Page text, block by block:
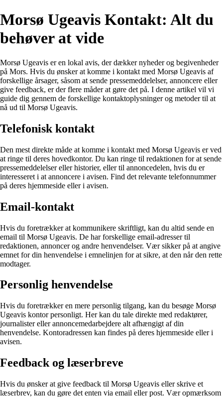
Morsø Ugeavis Kontakt: Alt du
behøver at vide
Morsø Ugeavis er en lokal avis, der dækker nyheder og begivenheder
på Mors. Hvis du ønsker at komme i kontakt med Morsø Ugeavis af
forskellige årsager, såsom at sende pressemeddelelser, annoncere eller
give feedback, er der flere måder at gøre det på. I denne artikel vil vi
guide dig gennem de forskellige kontaktoplysninger og metoder til at
nå ud til Morsø Ugeavis.
Telefonisk kontakt
Den mest direkte måde at komme i kontakt med Morsø Ugeavis er ved
at ringe til deres hovedkontor. Du kan ringe til redaktionen for at sende
pressemeddelelser eller historier, eller til annoncedelen, hvis du er
interesseret i at annoncere i avisen. Find det relevante telefonnummer
på deres hjemmeside eller i avisen.
Email-kontakt
Hvis du foretrækker at kommunikere skriftligt, kan du altid sende en
email til Morsø Ugeavis. De har forskellige email-adresser til
redaktionen, annoncer og andre henvendelser. Vær sikker på at angive
emnet for din henvendelse i emnelinjen for at sikre, at den når den rette
modtager.
Personlig henvendelse
Hvis du foretrækker en mere personlig tilgang, kan du besøge Morsø
Ugeavis kontor personligt. Her kan du tale direkte med redaktører,
journalister eller annoncemedarbejdere alt afhængigt af din
henvendelse. Kontoradressen kan findes på deres hjemmeside eller i
avisen.
Feedback og læserbreve
Hvis du ønsker at give feedback til Morsø Ugeavis eller skrive et
læserbrev, kan du gøre det enten via email eller post. Vær opmærksom